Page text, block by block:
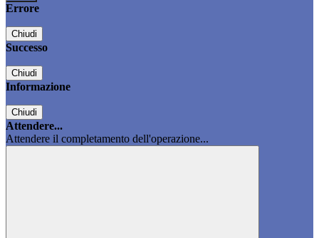
Errore
Chiudi
Successo
Chiudi
Informazione
Chiudi
Attendere...
Attendere il completamento dell'operazione...